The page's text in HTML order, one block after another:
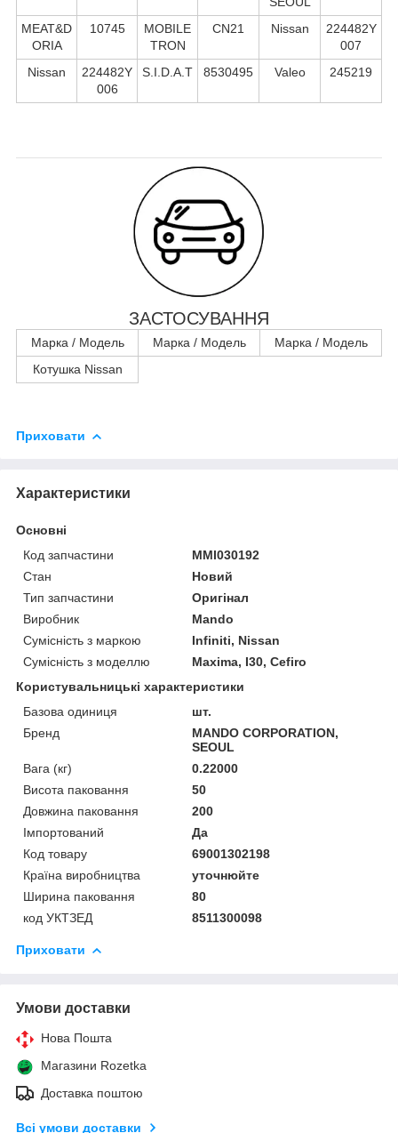
MEAT&D
ORIA
10745
MOBILE
TRON
CN21 Nissan
224482Y
007
Nissan
224482Y
006
S.I.D.A.T 8530495 Valeo 245219
ЗАСТОСУВАННЯ
Марка / Модель Марка / Модель
Марка / Модель
Котушка Nissan
Приховати
Характеристики
Основні
Код запчастини
MMI030192
Стан
Новий
Тип запчастини
Оригінал
Виробник
Mando
Сумісність з маркою
Infiniti, Nissan
Сумісність з моделлю
Maxima, I30, Cefiro
Користувальницькі характеристики
Базова одиниця
шт.
Бренд
MANDO CORPORATION,
SEOUL
Вага (кг)
0.22000
Висота паковання
50
Довжина паковання
200
Імпортований
Да
Код товару
69001302198
Країна виробництва
уточнюйте
Ширина паковання
80
код УКТЗЕД
8511300098
Приховати
Умови доставки
Нова Пошта
Магазини Rozetka
Доставка поштою
Всі умови доставки